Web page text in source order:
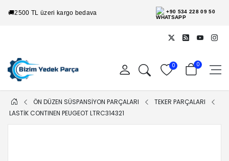
🚚2500 TL üzeri kargo bedava +90 534 228 09 50
0 0
ÖN DÜZEN SÜSPANSİYON PARÇALARI
TEKER PARÇALARI
LASTIK CONTINEN PEUGEOT LTRC314321